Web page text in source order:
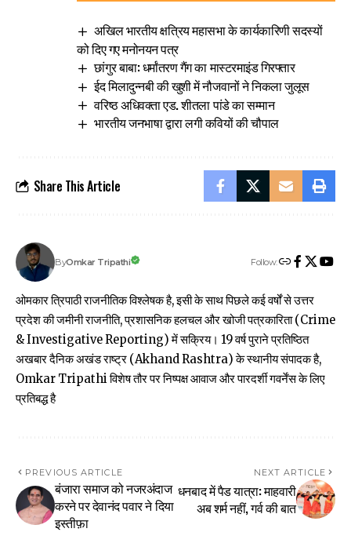
अखिल भारतीय क्षत्रिय महासभा के कार्यकारिणी सदस्यों
को दिए गए मनोनयन पत्र
छांगुर बाबा: धर्मांतरण गैंग का मास्टरमाइंड गिरफ्तार
ईद मिलादुन्नबी की खुशी में नौजवानों ने निकला जुलूस
वरिष्ठ अधिवक्ता एड. शीतला पांडे का सम्मान
भारतीय जनभाषा द्वारा लगी कवियों की चौपाल
Share This Article
ByOmkar Tripathi Follow:
ओमकार त्रिपाठी राजनीतिक विश्लेषक है, इसी के साथ पिछले कई वर्षों से उत्तर
प्रदेश की जमीनी राजनीति, प्रशासनिक हलचल और खोजी पत्रकारिता (Crime
& Investigative Reporting) में सक्रिय। 19 वर्ष पुराने प्रतिष्ठित
अखबार दैनिक अखंड राष्ट्र (Akhand Rashtra) के स्थानीय संपादक है,
Omkar Tripathi विशेष तौर पर निष्पक्ष आवाज और पारदर्शी गवर्नेंस के लिए
प्रतिबद्ध है
PREVIOUS ARTICLE
बंजारा समाज को नजरअंदाज
करने पर देवानंद पवार ने दिया
इस्तीफ़ा
NEXT ARTICLE
धनबाद में पैड यात्रा: माहवारी
अब शर्म नहीं, गर्व की बात